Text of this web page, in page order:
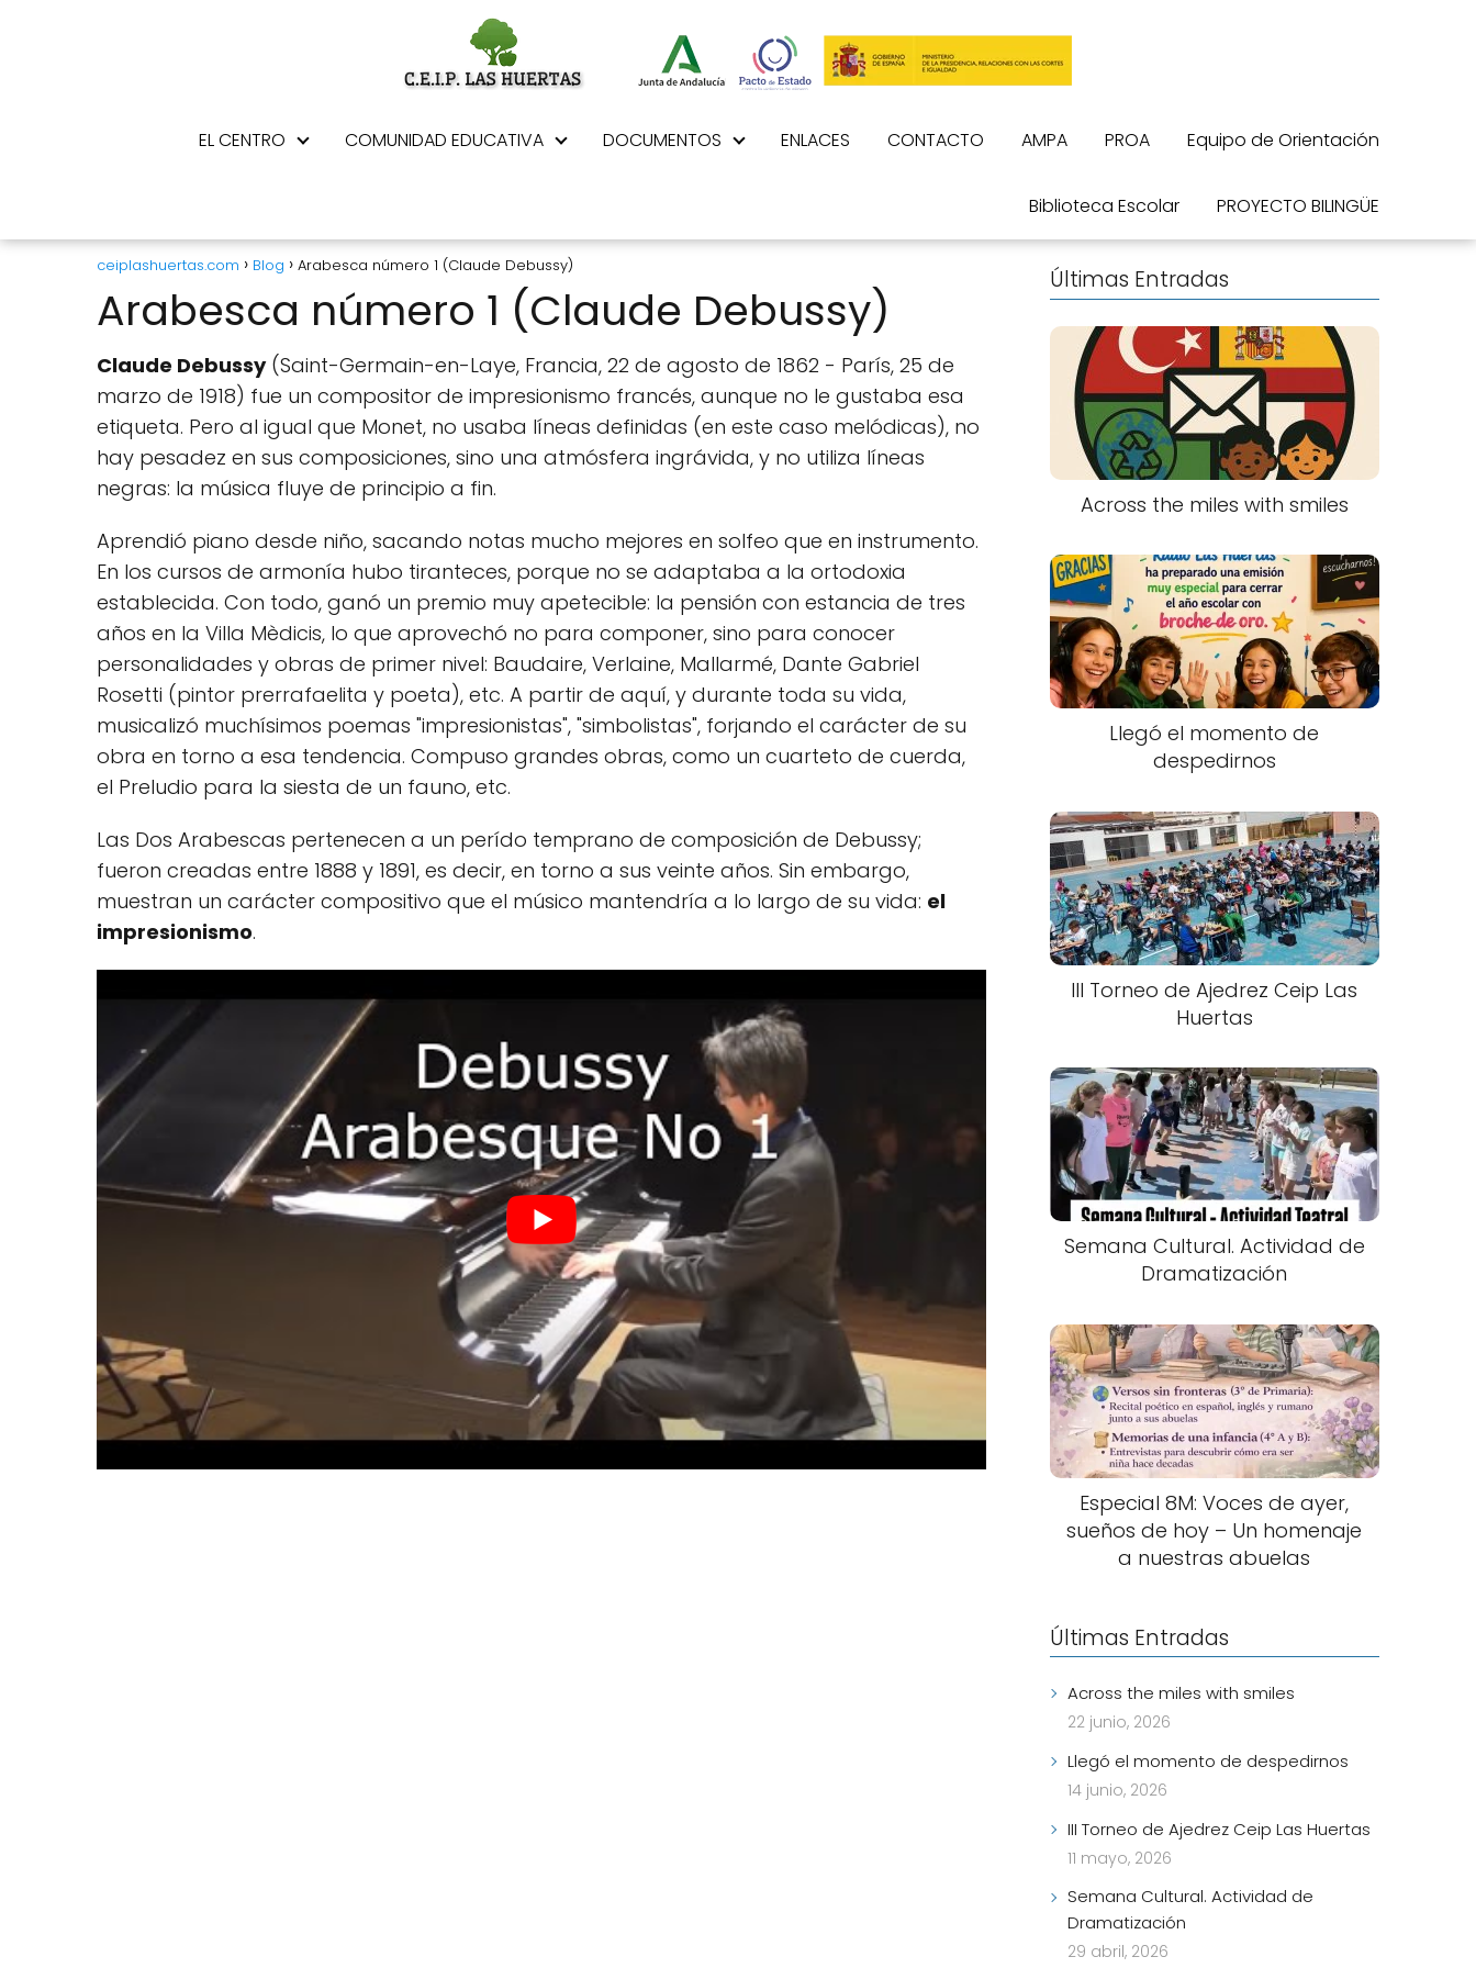
EL CENTRO COMUNIDAD EDUCATIVA DOCUMENTOS ENLACES CONTACTO AMPA PROA Equipo de Orientación
Biblioteca Escolar PROYECTO BILINGÜE
ceiplashuertas.com Blog Arabesca número 1 (Claude Debussy)
Arabesca número 1 (Claude Debussy)
Claude Debussy(Saint-Germain-en-Laye, Francia, 22 de agosto de 1862 - París, 25 de
marzo de 1918) fue un compositor de impresionismo francés, aunque no le gustaba esa
etiqueta. Pero al igual que Monet, no usaba líneas definidas (en este caso melódicas), no
hay pesadez en sus composiciones, sino una atmósfera ingrávida, y no utiliza líneas
negras: la música fluye de principio a fin.
Aprendió piano desde niño, sacando notas mucho mejores en solfeo que en instrumento.
En los cursos de armonía hubo tiranteces, porque no se adaptaba a la ortodoxia
establecida. Con todo, ganó un premio muy apetecible: la pensión con estancia de tres
años en la Villa Mèdicis, lo que aprovechó no para componer, sino para conocer
personalidades y obras de primer nivel: Baudaire, Verlaine, Mallarmé, Dante Gabriel
Rosetti (pintor prerrafaelita y poeta), etc. A partir de aquí, y durante toda su vida,
musicalizó muchísimos poemas "impresionistas", "simbolistas", forjando el carácter de su
obra en torno a esa tendencia. Compuso grandes obras, como un cuarteto de cuerda,
el Preludio para la siesta de un fauno, etc.
Las Dos Arabescas pertenecen a un perído temprano de composición de Debussy;
fueron creadas entre 1888 y 1891, es decir, en torno a sus veinte años. Sin embargo,
muestran un carácter compositivo que el músico mantendría a lo largo de su vida: el
impresionismo.
Últimas Entradas
Across the miles with smiles
Llegó el momento de
despedirnos
III Torneo de Ajedrez Ceip Las
Huertas
Semana Cultural. Actividad de
Dramatización
Especial 8M: Voces de ayer,
sueños de hoy – Un homenaje
a nuestras abuelas
Últimas Entradas
Across the miles with smiles
22 junio, 2026
Llegó el momento de despedirnos
14 junio, 2026
III Torneo de Ajedrez Ceip Las Huertas
11 mayo, 2026
Semana Cultural. Actividad de
Dramatización
29 abril, 2026